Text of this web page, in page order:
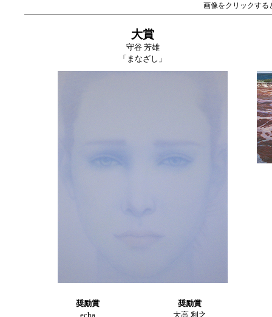
画像をクリックする
大賞
守谷 芳雄
「まなざし」
奨励賞
echa
奨励賞
大高 利之